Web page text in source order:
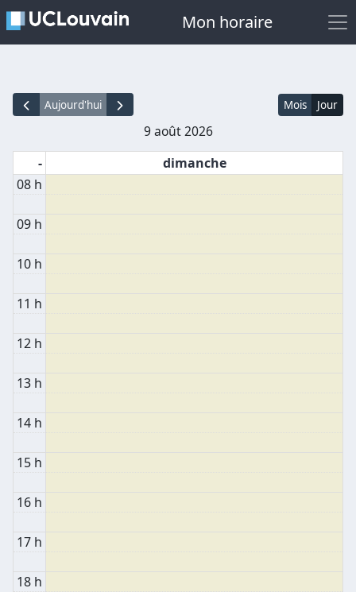
Mon horaire
Aujourd'hui
9 août 2026
Mois Jour
-
dimanche
08 h
09 h
10 h
11 h
12 h
13 h
14 h
15 h
16 h
17 h
18 h